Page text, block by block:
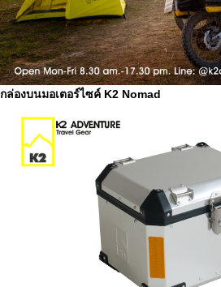
กล่องบนมอเตอร์ไซค์ K2 Nomad